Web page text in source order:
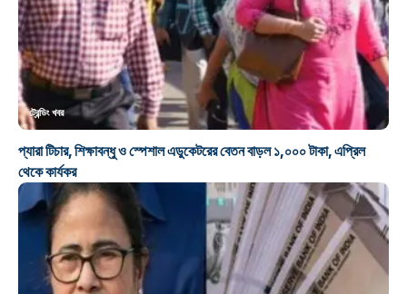
ট্রেন্ডিং খবর
প্যারা টিচার, শিক্ষাবন্ধু ও স্পেশাল এডুকেটরের বেতন বাড়ল ১,০০০ টাকা, এপ্রিল
থেকে কার্যকর